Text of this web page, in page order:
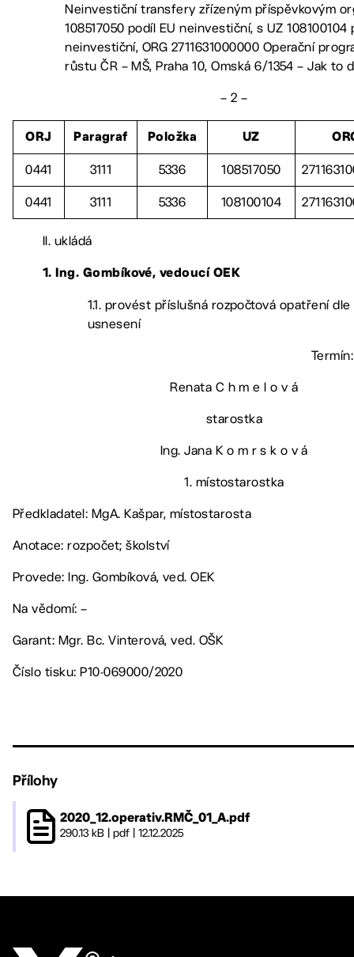
Neinvestiční transfery zřízeným příspěvkovým
108517050 podíl EU neinvestiční, s UZ 108100104
neinvestiční, ORG 2711631000000 Operační
růstu ČR – MŠ, Praha 10, Omská 6/1354 – Jak to
– 2 –
ORJ Paragraf Položka UZ
0441 3111 5336 108517050
0441 3111 5336 108100104
II. ukládá
1. Ing. Gombíkové, vedoucí OEK
1.1. provést příslušná rozpočtová opatření
usnesení
Renata C h m e l o v á
starostka
Ing. Jana K o m r s k o v á
1. místostarostka
Předkladatel: MgA. Kašpar, místostarosta
Anotace: rozpočet; školství
Provede: Ing. Gombíková, ved. OEK
Na vědomí: –
Garant: Mgr. Bc. Vinterová, ved. OŠK
Číslo tisku: P10-069000/2020
Přílohy
2020_12.operativ.RMČ_01_A.pdf
290.13 kB pdf 12.12.2025